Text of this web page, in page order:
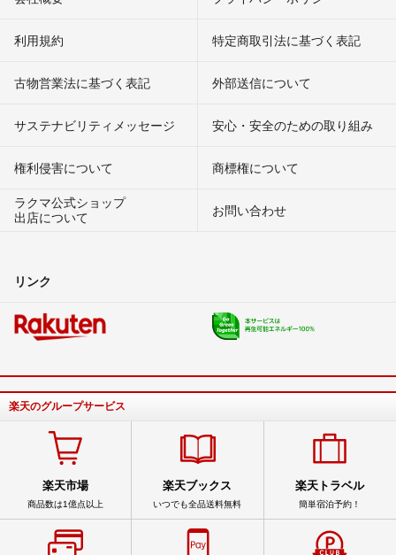
利用規約 特定商取引法に基づく表記
古物営業法に基づく表記 外部送信について
サステナビリティメッセージ 安心・安全のための取り組み
権利侵害について
商標権について
ラクマ公式ショップ
出店について
お問い合わせ
リンク
楽天のグループサービス
楽天市場
商品数は1億点以上
楽天ブックス
いつでも全品送料無料
楽天トラベル
簡単宿泊予約！